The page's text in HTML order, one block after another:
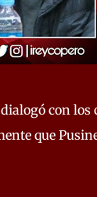
con los
que